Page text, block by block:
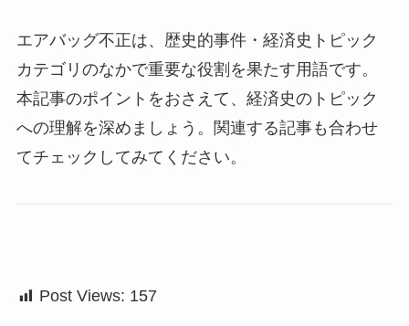
エアバッグ不正は、歴史的事件・経済史トピック
カテゴリのなかで重要な役割を果たす用語です。
本記事のポイントをおさえて、経済史のトピック
への理解を深めましょう。関連する記事も合わせ
てチェックしてみてください。
Post Views: 157